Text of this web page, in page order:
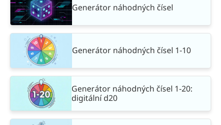
Generátor náhodných čísel
Generátor náhodných čísel 1-10
Generátor náhodných čísel 1-20:
digitální d20